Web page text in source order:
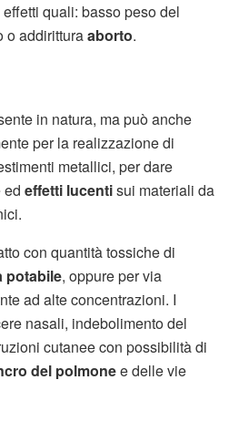
quali: basso peso del
o addiritturaaborto.
in natura, ma può anche
per la realizzazione di
metallici, per dare
ed effetti lucentisui materiali da
con quantità tossiche di
potabile, oppure per via
ad alte concentrazioni. I
nasali, indebolimento del
cutanee con possibilità di
del polmonee delle vie